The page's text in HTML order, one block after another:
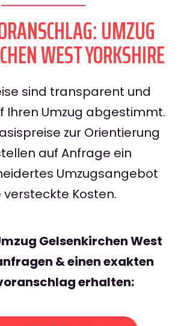
UMZUG
WEST YORKSHIRE
sind transparent und
Ihren Umzug abgestimmt.
zur Orientierung
auf Anfrage ein
Umzugsangebot
versteckte Kosten.
Gelsenkirchen West
& einen exakten
erhalten: